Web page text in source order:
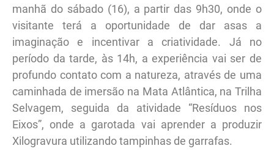
manhã do sábado (16), a partir das 9h30, onde o
visitante terá a oportunidade de dar asas a
imaginação e incentivar a criatividade. Já no
período da tarde, às 14h, a experiência vai ser de
profundo contato com a natureza, através de uma
caminhada de imersão na Mata Atlântica, na Trilha
Selvagem, seguida da atividade “Resíduos nos
Eixos”, onde a garotada vai aprender a produzir
Xilogravura utilizando tampinhas de garrafas.